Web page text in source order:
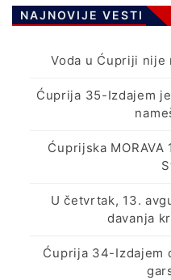
NAJNOVIJE VESTI
Voda u Ćupriji
Ćuprija 35-Izdajem
Ćuprijska
U četvrtak, 13.
davanja
Ćuprija 34-Izdajem